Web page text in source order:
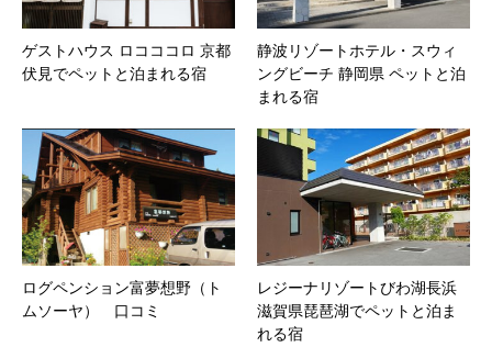
ゲストハウス ロコココロ 京都
伏見でペットと泊まれる宿
静波リゾートホテル・スウィ
ングビーチ 静岡県 ペットと泊
まれる宿
ログペンション富夢想野（ト
ムソーヤ） 口コミ
レジーナリゾートびわ湖長浜
滋賀県琵琶湖でペットと泊ま
れる宿